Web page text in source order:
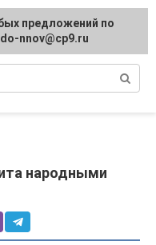
народными
предложений по
nnov@cp9.ru